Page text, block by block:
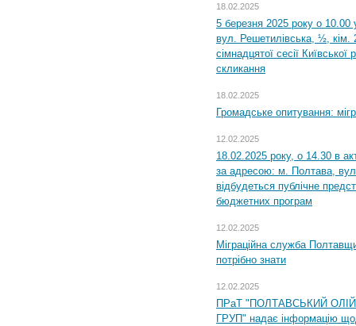
18.02.2025
5 березня 2025 року о 10.00
вул. Решетилівська, ½, кім.
сімнадцятої сесії
скликання
18.02.2025
Громадське опитування:
12.02.2025
18.02.2025 року, о 14.30 в
за адресою: м. Полтава,
відбудеться публічне
бюджетних програм
12.02.2025
Міграційна служба
потрібно знати
12.02.2025
ПРаТ "ПОЛТАВСЬКИЙ
ГРУП" надає інформацію